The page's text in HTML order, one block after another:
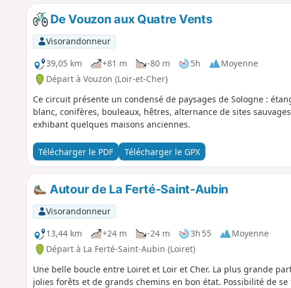
De Vouzon aux Quatre Vents
Visorandonneur
39,05 km
+81 m -80 m 5h
Moyenne
Départ à Vouzon (Loir-et-Cher)
Ce circuit présente un condensé de paysages de Sologne :
blanc, conifères, bouleaux, hêtres, alternance de sites
exhibant quelques maisons anciennes.
Télécharger le PDF Télécharger le GPX
Autour de La Ferté-Saint-Aubin
Visorandonneur
13,44 km
+24 m -24 m 3h 55
Moyenne
Départ à La Ferté-Saint-Aubin (Loiret)
Une belle boucle entre Loiret et Loir et Cher. La plus grande
jolies forêts et de grands chemins en bon état. Possibilité de